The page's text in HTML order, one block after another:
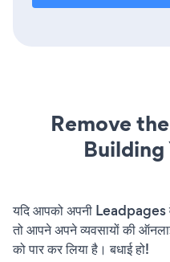
Remove
Building
यदि आपको अपनी Leadpages
तो आपने अपने व्यवसायों की
को पार कर लिया है। बधाई हो!